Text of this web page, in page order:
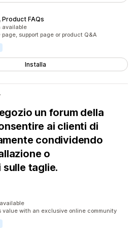
Product FAQs
available
support page or product Q&A
Installa
un forum della
ai clienti di
condividendo
o
taglie.
value with an exclusive online community